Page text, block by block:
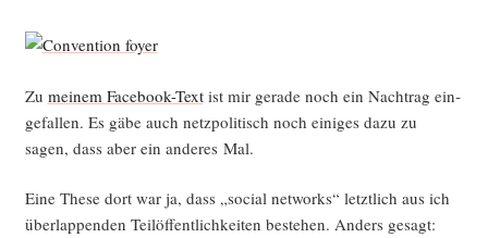
Zu mei­nem Face­book-Textist mir gera­de noch ein Nach­trag ein­
ge­fal­len. Es gäbe auch netz­po­li­tisch noch eini­ges dazu zu
sagen, dass aber ein ande­res Mal.
Eine The­se dort war ja, dass „social net­works“ letzt­lich aus ich
über­lap­pen­den Tei­löf­fent­lich­kei­ten bestehen. Anders gesagt: